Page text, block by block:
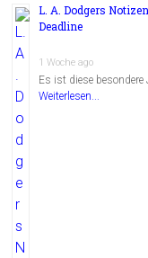
L. A. Dodgers
Deadline
1 Woche ago
Es ist diese besondere
Weiterlesen...